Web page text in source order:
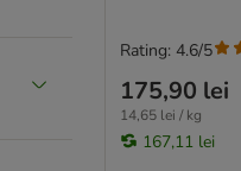
175,90 lei
14,65 lei / kg
167,11 lei
Rating: 4.6/5